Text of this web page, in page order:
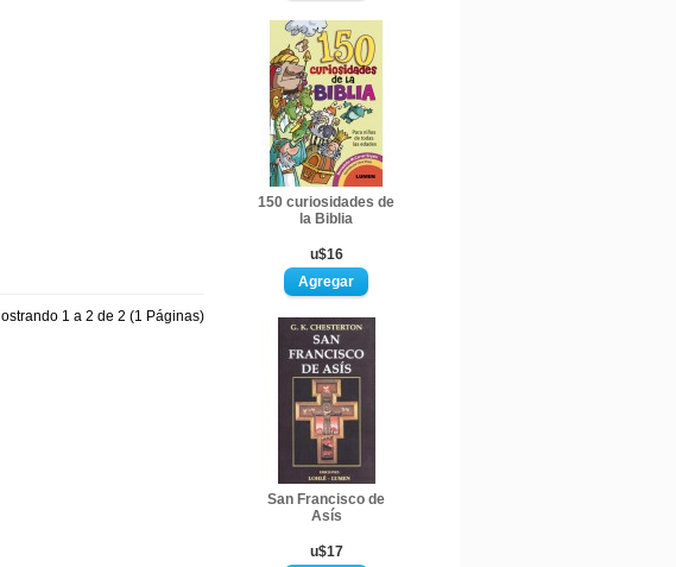
150 curiosidades de
la Biblia
u$16
San Francisco de
Asís
u$17
1 a 2 de 2 (1 Páginas)